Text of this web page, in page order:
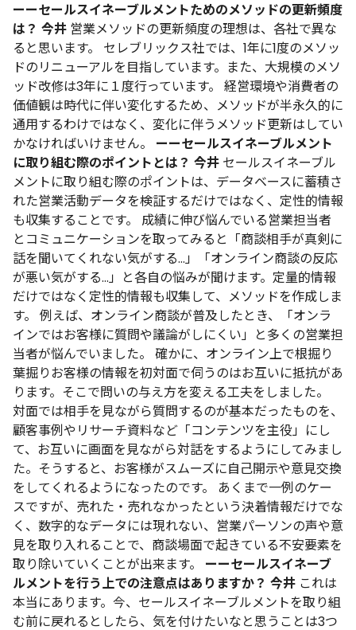
ーーセールスイネーブルメントためのメソッドの更新頻度
は？ 今井 営業メソッドの更新頻度の理想は、各社で異な
ると思います。
セレブリックス社では、1年に1度のメソッ
ドのリニューアルを目指しています。また、大規模のメソ
ッド改修は3年に１度行っています。
経営環境や消費者の
価値観は時代に伴い変化するため、メソッドが半永久的に
通用するわけではなく、変化に伴うメソッド更新はしてい
かなければいけません。
ーーセールスイネーブルメント
に取り組む際のポイントとは？ 今井 セールスイネーブル
メントに取り組む際のポイントは、データベースに蓄積さ
れた営業活動データを検証するだけではなく、定性的情報
も収集することです。
成績に伸び悩んでいる営業担当者
とコミュニケーションを取ってみると「商談相手が真剣に
話を聞いてくれない気がする…」「オンライン商談の反応
が悪い気がする…」と各自の悩みが聞けます。定量的情報
だけではなく定性的情報も収集して、メソッドを作成しま
す。
例えば、オンライン商談が普及したとき、「オンラ
インではお客様に質問や議論がしにくい」と多くの営業担
当者が悩んでいました。
確かに、オンライン上で根掘り
葉掘りお客様の情報を初対面で伺うのはお互いに抵抗があ
ります。そこで問いの与え方を変える工夫をしました。
対面では相手を見ながら質問するのが基本だったものを、
顧客事例やリサーチ資料など「コンテンツを主役」にし
て、お互いに画面を見ながら対話をするようにしてみまし
た。そうすると、お客様がスムーズに自己開示や意見交換
をしてくれるようになったのです。
あくまで一例のケー
スですが、売れた・売れなかったという決着情報だけでな
く、数字的なデータには現れない、営業パーソンの声や意
見を取り入れることで、商談場面で起きている不安要素を
取り除いていくことが出来ます。
ーーセールスイネーブ
ルメントを行う上での注意点はありますか？ 今井 これは
本当にあります。今、セールスイネーブルメントを取り組
む前に戻れるとしたら、気を付けたいなと思うことは3つ